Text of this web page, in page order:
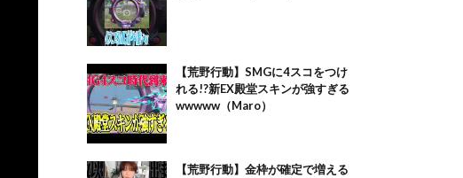
【荒野行動】SMGに4スコをつけ
れる!?新EX殿堂スキンが強すぎる
wwwww（Maro）
【荒野行動】金枠が確定で増える